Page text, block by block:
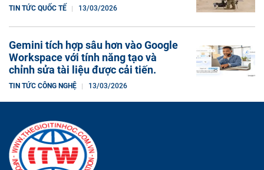
TIN TỨC QUỐC TẾ 13/03/2026
Gemini tích hợp sâu hơn vào Google
Workspace với tính năng tạo và
chỉnh sửa tài liệu được cải tiến.
TIN TỨC CÔNG NGHỆ 13/03/2026